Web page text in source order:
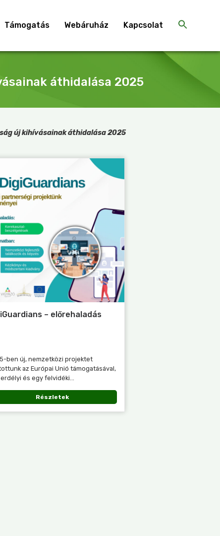
Támogatás Webáruház Kapcsolat
áthidalása 2025
új kihívásainak áthidalása 2025
– előrehaladás
ben új, nemzetközi projektet
az Európai Unió támogatásával,
és egy felvidéki...
Részletek